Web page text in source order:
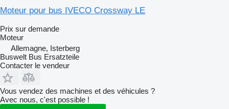
Moteur pour bus IVECO Crossway LE
Prix sur demande
Moteur
Allemagne, Isterberg
Buswelt Bus Ersatzteile
Contacter le vendeur
Vous vendez des machines et des véhicules ?
Avec nous, c'est possible !